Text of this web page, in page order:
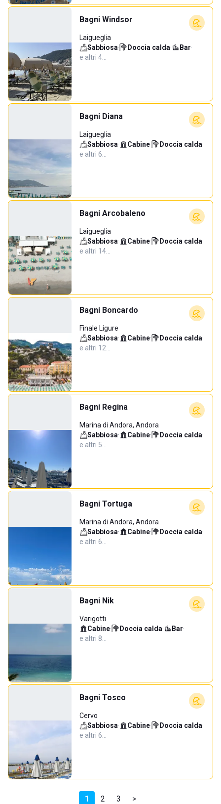
Bagni Windsor
Laigueglia
Sabbiosa· Doccia calda· Bar·
e altri 4…
Bagni Diana
Laigueglia
Sabbiosa· Cabine· Doccia calda·
e altri 6…
Bagni Arcobaleno
Laigueglia
Sabbiosa· Cabine· Doccia calda·
e altri 14…
Bagni Boncardo
Finale Ligure
Sabbiosa· Cabine· Doccia calda·
e altri 12…
Bagni Regina
Marina di Andora, Andora
Sabbiosa· Cabine· Doccia calda·
e altri 5…
Bagni Tortuga
Marina di Andora, Andora
Sabbiosa· Cabine· Doccia calda·
e altri 6…
Bagni Nik
Varigotti
Cabine· Doccia calda· Bar·
e altri 8…
Bagni Tosco
Cervo
Sabbiosa· Cabine· Doccia calda·
e altri 6…
1 2 3 >